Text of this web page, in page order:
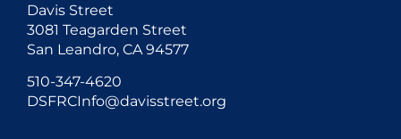
Davis Street
3081 Teagarden Street
San Leandro, CA 94577
510-347-4620
DSFRCInfo@davisstreet.org